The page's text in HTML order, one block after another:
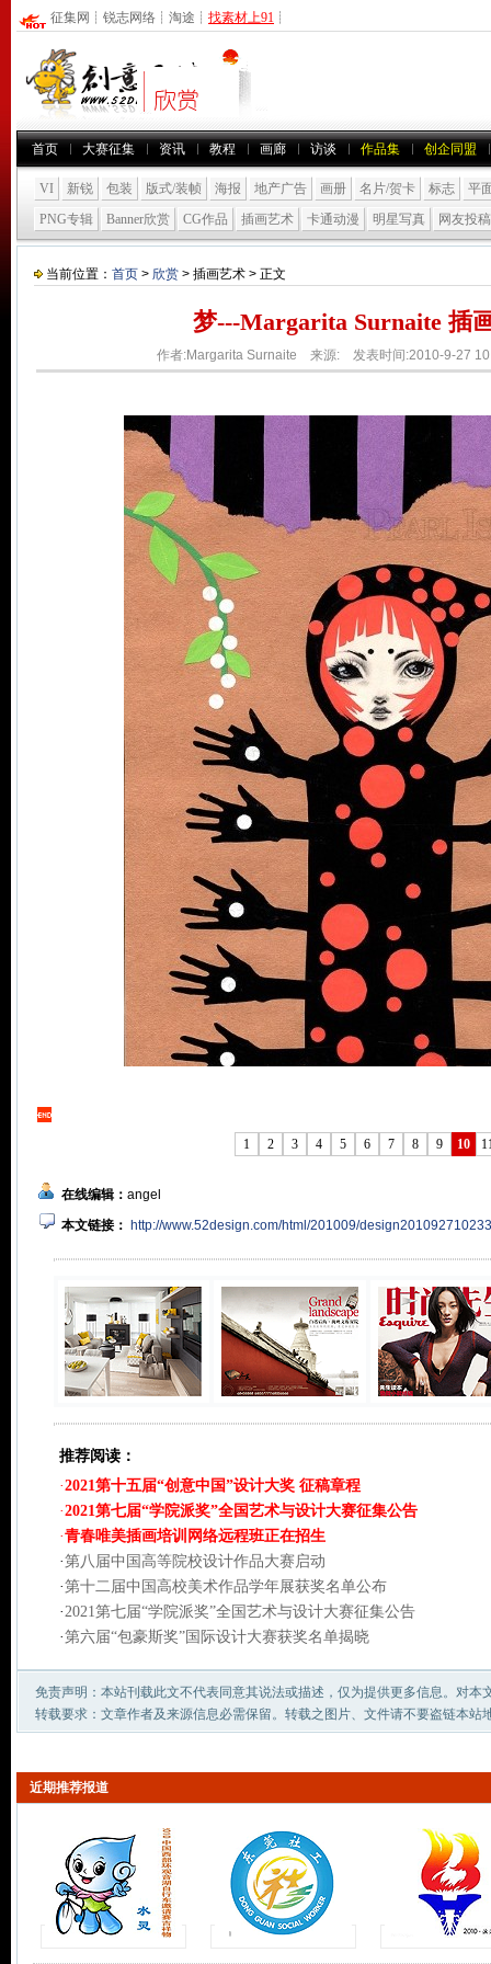
征集网 ┊ 锐志网络 ┊ 淘途 ┊ 找素材上91 ┊
首页 大赛征集 资讯 教程 画廊 访谈 作品集 创企同盟
VI 新锐 包装 版式/装帧 海报 地产广告 画册 名片/贺卡 标志
平
PNG专辑
Banner欣赏 CG作品 插画艺术 卡通动漫 明星写真 网友投稿
当前位置： 首页 > 欣赏 > 插画艺术 > 正文
梦---Margarita Surnaite 插
作者:Margarita Surnaite 来源: 发表时间:2010-9-27
1 2 3 4 5 6 7 8 9 10
在线编辑： angel
本文链接：
http://www.52design.com/html/201009/
推荐阅读：
·2021第十五届“创意中国”设计大奖 征稿章程
·2021第七届“学院派奖”全国艺术与设计大赛征集公告
·青春唯美插画培训网络远程班正在招生
·第八届中国高等院校设计作品大赛启动
·第十二届中国高校美术作品学年展获奖名单公布
·2021第七届“学院派奖”全国艺术与设计大赛征集公告
·第六届“包豪斯奖”国际设计大赛获奖名单揭晓
免责声明：本站刊载此文不代表同意其说法或描述，仅为提供更多信息。对本
转载要求：文章作者及来源信息必需保留。转载之图片、文件请不要盗链本站
近期推荐报道